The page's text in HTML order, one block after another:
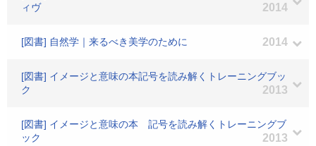
ィヴ
2014
[図書] 自然学｜来るべき美学のために 2014
[図書] イメージと意味の本記号を読み解くトレーニングブッ
ク
2013
[図書] イメージと意味の本 記号を読み解くトレーニングブ
ック
2013